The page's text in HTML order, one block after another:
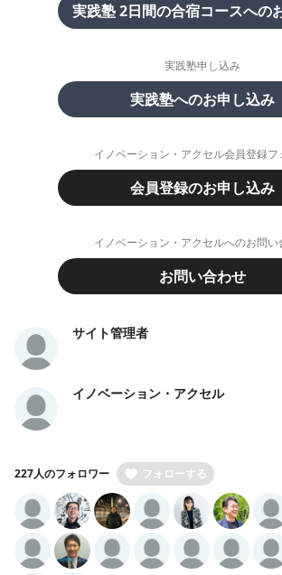
実践塾 2日間の合宿コースへの
実践塾申し込み
実践塾へのお申し込み
イノベーション・アクセル会員登録フ
会員登録のお申し込み
イノベーション・アクセルへのお問い
お問い合わせ
サイト管理者
イノベーション・アクセル
227人のフォロワー フォローする